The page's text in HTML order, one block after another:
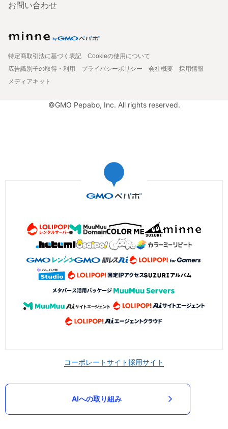
お問い合わせ
特定商取引法に基づく表記
Cookieの使用について
広告識別子の取得・利用
プライバシーポリシー 会社概要
採用情報
メディアキット
©GMO Pepabo, Inc. All rights reserved.
コーポレートサイト採用サイト
AIへの取り組み